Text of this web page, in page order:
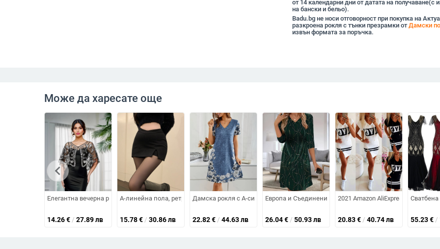
от 14 календарни дни от датата на получаване(с
на бански и бельо).
Badu.bg не носи отговорност при покупка на
разкроена рокля с тънки презрамки отДамски
извън формата за поръчка.
Може да харесате още
Елегантна вечерна рокля Gatsby с пайети и мрежеста тъкан, A-образен силует, без ръкави, дълбок V, пришити мъниста;
14.26€ / 27.89 лв
A-линейна пола, ретро стил, микроеластична, полиестер 70–80%, лято 2025
15.78€ / 30.86 лв
Дамска рокля с A-силует, имитация на деним, европейски и американски стил,
22.82€ / 44.63 лв
Европа и Съединените щати, трансгранични есенни и
26.04€ / 50.93 лв
2021 Amazon AliExpress
20.83€ / 40.74 лв
Сватбена
55.23€ /
chevron_left